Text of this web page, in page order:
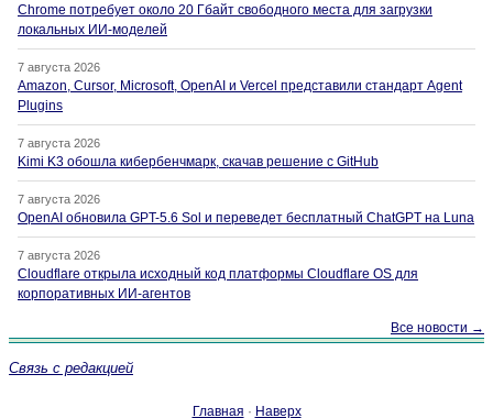
Chrome потребует около 20 Гбайт свободного места для загрузки
локальных ИИ-моделей
7 августа 2026
Amazon, Cursor, Microsoft, OpenAI и Vercel представили стандарт Agent
Plugins
7 августа 2026
Kimi K3 обошла кибербенчмарк, скачав решение с GitHub
7 августа 2026
OpenAI обновила GPT-5.6 Sol и переведет бесплатный ChatGPT на Luna
7 августа 2026
Cloudflare открыла исходный код платформы Cloudflare OS для
корпоративных ИИ-агентов
Все новости →
Связь с редакцией
Главная · Наверх